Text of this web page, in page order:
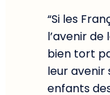
“Si les
l’avenir
bien tort
leur avenir
enfants